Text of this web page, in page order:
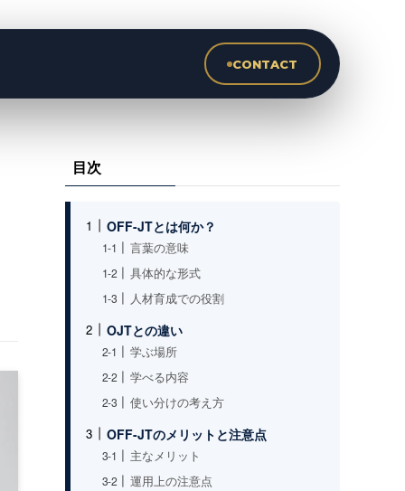
CONTACT
目次
OFF-JTとは何か？
言葉の意味
具体的な形式
人材育成での役割
OJTとの違い
学ぶ場所
学べる内容
使い分けの考え方
OFF-JTのメリットと注意点
主なメリット
運用上の注意点